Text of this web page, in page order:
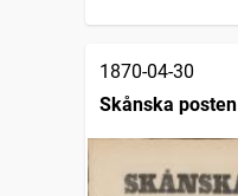
1870-04-30
Skånska posten